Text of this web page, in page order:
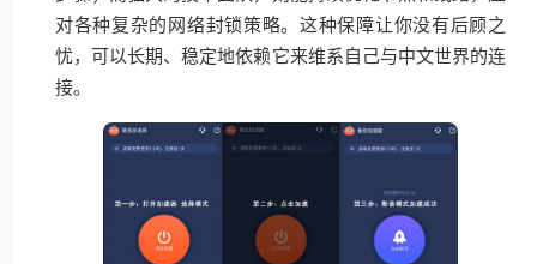
对各种复杂的网络封锁策略。这种保障让你没有后顾之
忧，可以长期、稳定地依赖它来维系自己与中文世界的连
接。